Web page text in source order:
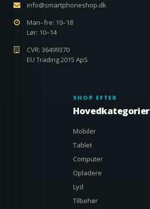
info@smartphoneshop.dk
Man–fre: 10–18
Lør: 10–14
CVR: 36499370
EU Trading 2015 ApS
SHOP EFTER
Hovedkategorier
Mobiler
Tablet
Computer
Opladere
Lyd
Tilbehør